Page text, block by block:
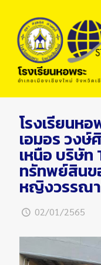
โรงเรียนห
เอมอร วงษ์
เหนือ บริษัท
ทรัทพย์สิน
หญิงวรรณ
02/01/2565